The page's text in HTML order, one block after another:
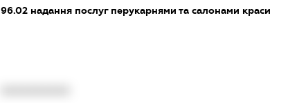
96.02надання послуг перукарнями та салонами краси